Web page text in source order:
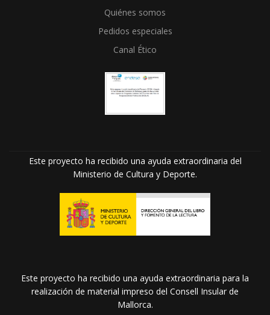
Quiénes somos
Pedidos especiales
Canal Ético
Este proyecto ha recibido una ayuda extraordinaria del
Ministerio de Cultura y Deporte.
Este proyecto ha recibido una ayuda extraordinaria para la
realización de material impreso del Consell Insular de
Mallorca.